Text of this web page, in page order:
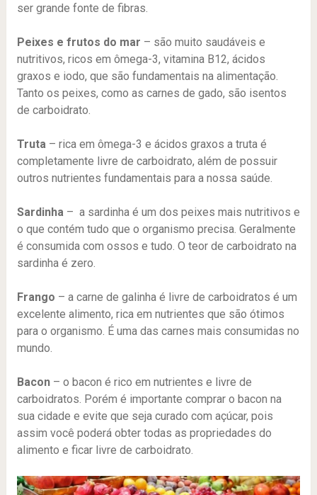
ser grande fonte de fibras.
Peixes e frutos do mar – são muito saudáveis e
nutritivos, ricos em ômega-3, vitamina B12, ácidos
graxos e iodo, que são fundamentais na alimentação.
Tanto os peixes, como as carnes de gado, são isentos
de carboidrato.
Truta– rica em ômega-3 e ácidos graxos a truta é
completamente livre de carboidrato, além de possuir
outros nutrientes fundamentais para a nossa saúde.
Sardinha – a sardinha é um dos peixes mais nutritivos e
o que contém tudo que o organismo precisa. Geralmente
é consumida com ossos e tudo. O teor de carboidrato na
sardinha é zero.
Frango – a carne de galinha é livre de carboidratos é um
excelente alimento, rica em nutrientes que são ótimos
para o organismo. É uma das carnes mais consumidas no
mundo.
Bacon– o bacon é rico em nutrientes e livre de
carboidratos. Porém é importante comprar o bacon na
sua cidade e evite que seja curado com açúcar, pois
assim você poderá obter todas as propriedades do
alimento e ficar livre de carboidrato.